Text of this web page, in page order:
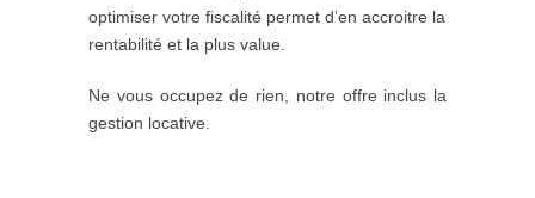
optimiser votre fiscalité permet d’en accroitre la
rentabilité et la plus value.
Ne vous occupez de rien, notre offre inclus la
gestion locative.